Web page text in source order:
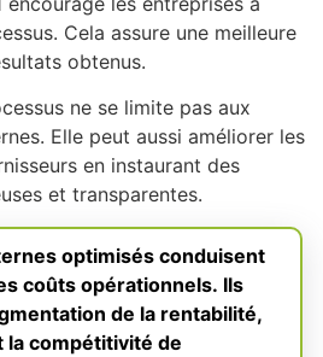
Cela assure une meilleure
obtenus.
ne se limite pas aux
Elle peut aussi améliorer les
en instaurant des
et transparentes.
optimisés conduisent
coûts opérationnels. Ils
de la rentabilité,
compétitivité de